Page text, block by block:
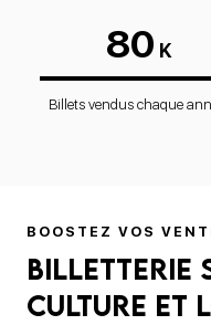
80 K
Billets vendus chaque
BOOSTEZ VOS
Billetterie
culture et